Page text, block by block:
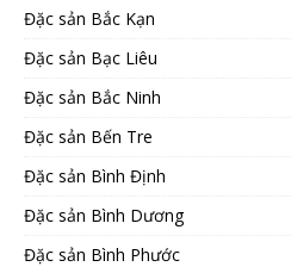
Đặc sản Bắc Kạn
Đặc sản Bạc Liêu
Đặc sản Bắc Ninh
Đặc sản Bến Tre
Đặc sản Bình Định
Đặc sản Bình Dương
Đặc sản Bình Phước